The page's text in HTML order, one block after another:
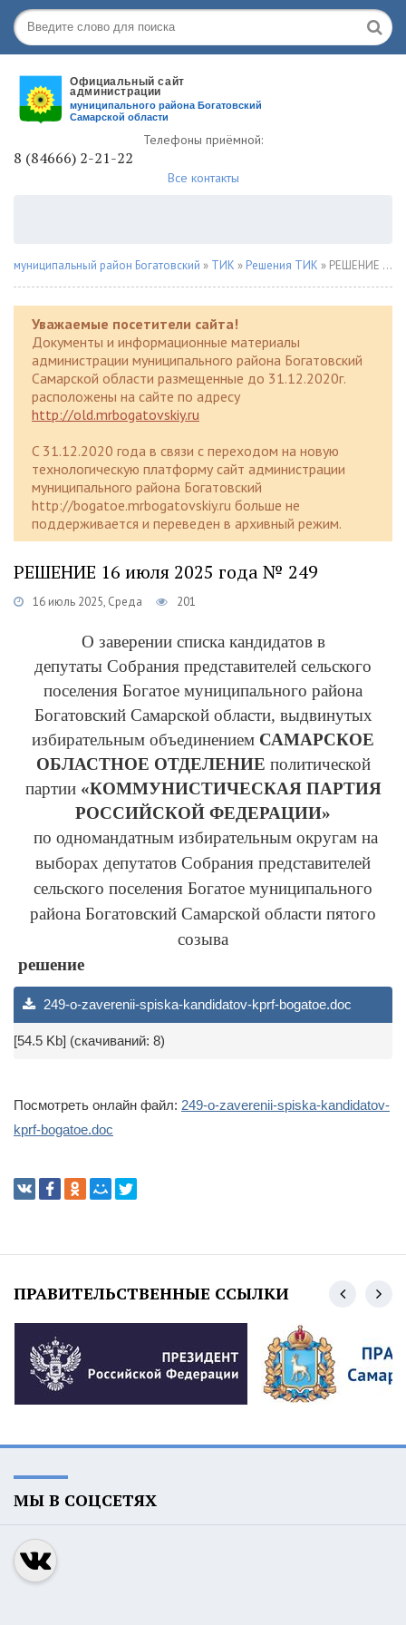
Телефоны приёмной:
8 (84666) 2-21-22
Все контакты
муниципальный район Богатовский » ТИК » Решения ТИК » РЕШЕНИЕ 16 июля 2025 года № 249
Уважаемые посетители сайта!
Документы и информационные материалы
администрации муниципального района Богатовский
Самарской области размещенные до 31.12.2020г.
расположены на сайте по адресу
http://old.mrbogatovskiy.ru
C 31.12.2020 года в связи с переходом на новую
технологическую платформу сайт администрации
муниципального района Богатовский
http://bogatoe.mrbogatovskiy.ru больше не
поддерживается и переведен в архивный режим.
РЕШЕНИЕ 16 июля 2025 года № 249
16 июль 2025, Среда 201
О заверении списка кандидатов в
депутаты Собрания представителей сельского
поселения Богатое муниципального района
Богатовский Самарской области, выдвинутых
избирательным объединением САМАРСКОЕ
ОБЛАСТНОЕ ОТДЕЛЕНИЕ политической
партии «КОММУНИСТИЧЕСКАЯ ПАРТИЯ
РОССИЙСКОЙ ФЕДЕРАЦИИ»
по одномандатным избирательным округам на
выборах депутатов Собрания представителей
сельского поселения Богатое муниципального
района Богатовский Самарской области пятого
созыва
решение
249-o-zaverenii-spiska-kandidatov-kprf-bogatoe.doc
[54.5 Kb] (cкачиваний: 8)
Посмотреть онлайн файл: 249-o-zaverenii-spiska-kandidatov-
kprf-bogatoe.doc
ПРАВИТЕЛЬСТВЕННЫЕ ССЫЛКИ
МЫ В СОЦСЕТЯХ